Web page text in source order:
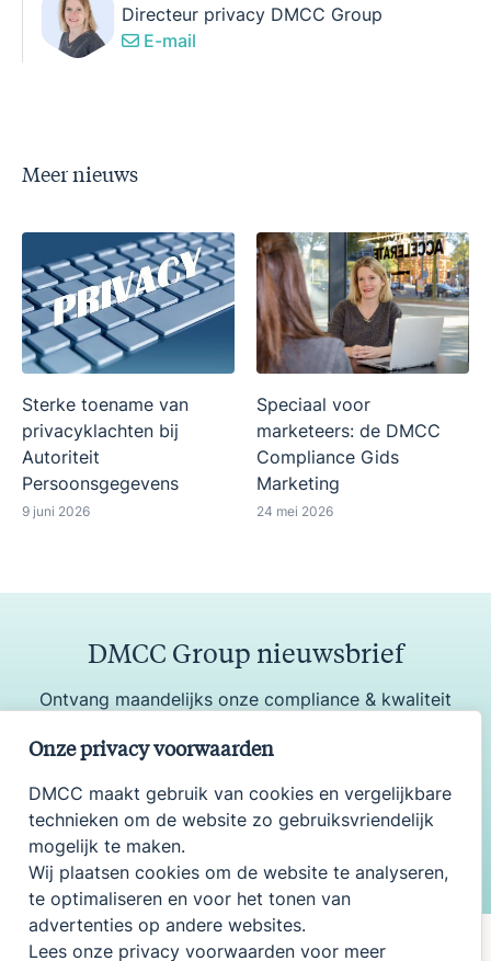
Onze privacy voorwaarden
DMCC maakt gebruik van cookies en vergelijkbare
technieken om de website zo gebruiksvriendelijk
mogelijk te maken.
Wij plaatsen cookies om de website te analyseren,
te optimaliseren en voor het tonen van
advertenties op andere websites.
Lees onze privacy voorwaarden voor meer
Directeur privacy DMCC Group
E-mail
Meer nieuws
Sterke toename van
privacyklachten bij
Autoriteit
Persoonsgegevens
9 juni 2026
Speciaal voor
marketeers: de DMCC
Compliance Gids
Marketing
24 mei 2026
DMCC Group nieuwsbrief
Ontvang maandelijks onze compliance & kwaliteit